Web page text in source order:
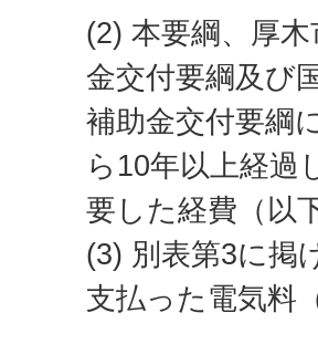
(2) 本要綱、厚
金交付要綱及び
補助金交付要綱
ら10年以上経過
要した経費（以
(3) 別表第3に掲
支払った電気料